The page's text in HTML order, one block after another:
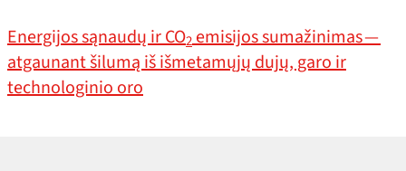
Energijos sąnaudų ir CO2 emisijos sumažinimas —
atgaunant šilumą iš išmetamųjų dujų, garo ir
technologinio oro